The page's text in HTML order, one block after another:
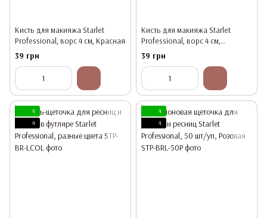
Кисть для макияжа Starlet
Professional, ворс 4 см, Красная
39 грн
Кисть для макияжа Starlet
Professional, ворс 4 см,
Фиолетовая
39 грн
4
4
4
4